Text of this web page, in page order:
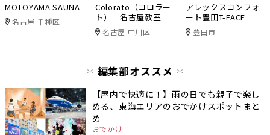
MOTOYAMA SAUNA
名古屋 千種区
Colorato（コロラー
ト） 名古屋教室
名古屋 中川区
アレックスコンフォ
ート豊田T-FACE
豊田市
編集部オススメ
【屋内で快適に！】雨の日でも親子で楽し
める、東海エリアのおでかけスポットまと
め
おでかけ